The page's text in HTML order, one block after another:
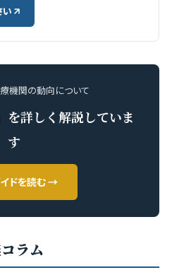
い
機関の動向について
を詳しく解説していま
す
ドを読む →
ラム